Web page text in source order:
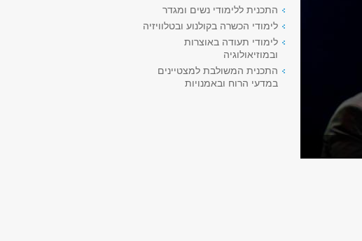
התכנית ללימודי נשים ומגדר
לימודי הכשרה בקולנוע ובטלוויזיה
לימודי תעודה באוצרות
ובמוזיאולוגיה
התכנית המשולבת למצטיינים
במדעי הרוח ובאמנויות